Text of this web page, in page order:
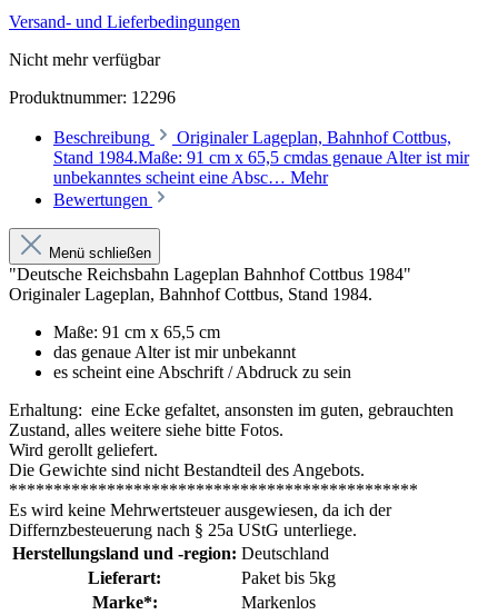
Versand- und Lieferbedingungen
Nicht mehr verfügbar
Produktnummer: 12296
Beschreibung
Originaler Lageplan, Bahnhof Cottbus,
Stand 1984.Maße: 91 cm x 65,5 cmdas genaue Alter ist mir
unbekanntes scheint eine Absc… Mehr
Bewertungen
Menü schließen
"Deutsche Reichsbahn Lageplan Bahnhof Cottbus 1984"
Originaler Lageplan, Bahnhof Cottbus, Stand 1984.
Maße: 91 cm x 65,5 cm
das genaue Alter ist mir unbekannt
es scheint eine Abschrift / Abdruck zu sein
Erhaltung: eine Ecke gefaltet, ansonsten im guten, gebrauchten
Zustand, alles weitere siehe bitte Fotos.
Wird gerollt geliefert.
Die Gewichte sind nicht Bestandteil des Angebots.
**********************************************
Es wird keine Mehrwertsteuer ausgewiesen, da ich der
Differnzbesteuerung nach § 25a UStG unterliege.
Herstellungsland und -region: Deutschland
Lieferart:
Paket bis 5kg
Marke*:
Markenlos